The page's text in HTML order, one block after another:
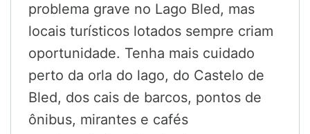
problema grave no Lago Bled, mas
locais turísticos lotados sempre criam
oportunidade. Tenha mais cuidado
perto da orla do lago, do Castelo de
Bled, dos cais de barcos, pontos de
ônibus, mirantes e cafés